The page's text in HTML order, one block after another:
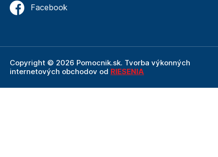
Facebook
Copyright © 2026 Pomocnik.sk. Tvorba výkonných
internetových obchodov od RIESENIA